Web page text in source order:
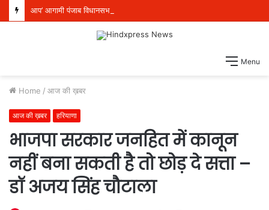
Menu
Home / आज की ख़बर
आज की ख़बर हरियाणा
भाजपा सरकार जनहित में कानून
नहीं बना सकती है तो छोड़ दे सत्ता –
डॉ अजय सिंह चौटाला